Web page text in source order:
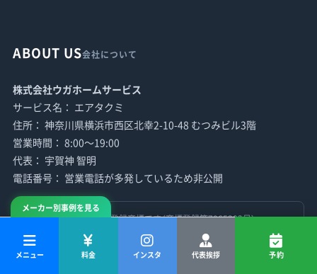
メーカー別事例を見る
メニュー 料金 インスタ 代表挨拶 予約
ABOUT US会社について
株式会社ウガホームサービス
サービス名： エアタクミ
住所： 神奈川県横浜市西区北幸2-10-48 むつみビル3階
営業時間： 8:00〜19:00
代表： 宇賀神 智明
電話番号： 営業電話が多発しているため非公開
「エアタクミ」は当社の登録商標です（商標登録第7065303号）